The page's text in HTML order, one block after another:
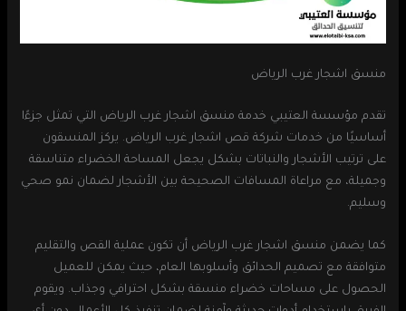
منسق اشجار غرب الرياض
تقدم مؤسسة العتيبي خدمة منسق اشجار غرب الرياض التي تمثل جزءًا
أساسيًا من خدمات شركة قص اشجار غرب الرياض. يركز المنسقون
على ترتيب الأشجار والنباتات بشكل يجعل المساحة الخضراء متناسقة
وجميلة، مع مراعاة المسافات الصحيحة بين الأشجار لضمان نمو صحي
وسليم.
كما يضمن منسق اشجار غرب الرياض أن تكون عملية القص والتقليم
متوافقة مع تصميم الحدائق وأسلوبها العام، حيث يمكن للعميل
الحصول على مساحات خضراء منسقة بشكل احترافي وجذاب. ويقوم